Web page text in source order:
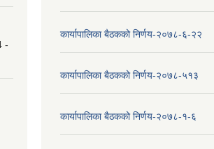
-
कार्यापालिका बैठकको निर्णय-२०७८-६-२२
कार्यापालिका बैठकको निर्णय-२०७८-५१३
कार्यापालिका बैठकको निर्णय-२०७८-१-६